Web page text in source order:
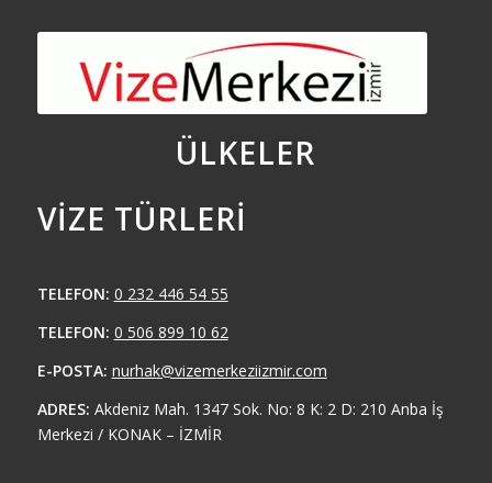
ÜLKELER
VIZE TÜRLERI
TELEFON: 0 232 446 54 55
TELEFON: 0 506 899 10 62
E-POSTA: nurhak@vizemerkeziizmir.com
ADRES: Akdeniz Mah. 1347 Sok. No: 8 K: 2 D: 210 Anba İş
Merkezi / KONAK – İZMİR